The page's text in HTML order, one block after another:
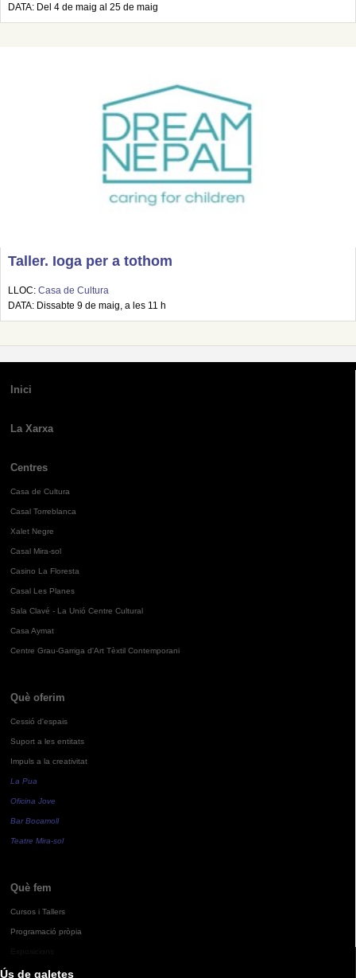
Ús de galetes
DATA: Del 4 de maig al 25 de maig
Taller. Ioga per a tothom
LLOC: Casa de Cultura
DATA: Dissabte 9 de maig, a les 11 h
Inici
La Xarxa
Centres
Casa de Cultura
Casal Torreblanca
Xalet Negre
Casal Mira-sol
Casino La Floresta
Casal Les Planes
Sala Clavé - La Unió Centre Cultural
Casa Aymat
Centre Grau-Garriga d'Art Tèxtil Contemporani
Què oferim
Cessió d'espais
Suport a les entitats
Impuls a la creativitat
La Pua
Oficina Jove
Bar Bocamoll
Teatre Mira-sol
Què fem
Cursos i Tallers
Programació pròpia